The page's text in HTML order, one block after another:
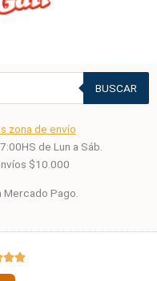
BUSCAR
zona de envío
de Lun a Sáb.
$10.000
Mercado Pago.
Valorado